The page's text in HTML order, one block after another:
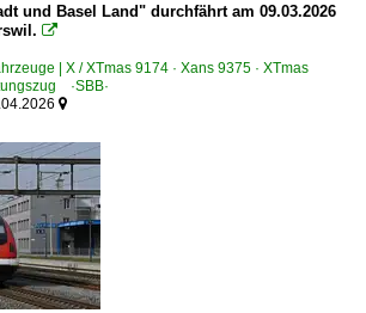
und Basel Land" durchfährt am 09.03.2026

| X / XTmas 9174 · Xans 9375 · XTmas
·SBB·
